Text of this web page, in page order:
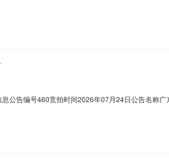
五家目标公司）的不良股权权益，包括五家目标公
公告编号460竞拍时间2026年07月24日公告名称
），对位于广东省广州市天河区天